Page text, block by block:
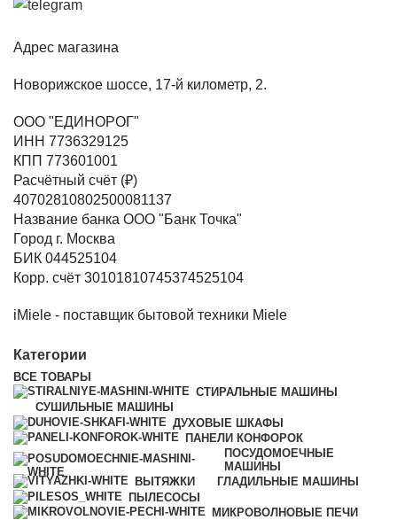
Адрес магазина
Новорижское шоссе, 17-й километр, 2.
ООО "ЕДИНОРОГ"
ИНН 7736329125
КПП 773601001
Расчётный счёт (₽)
40702810802500081137
Название банка ООО "Банк Точка"
Город г. Москва
БИК 044525104
Корр. счёт 30101810745374525104
iMiele - поставщик бытовой техники Miele
Категории
ВСЕ ТОВАРЫ
СТИРАЛЬНЫЕ МАШИНЫ
СУШИЛЬНЫЕ МАШИНЫ
ДУХОВЫЕ ШКАФЫ
ПАНЕЛИ КОНФОРОК
ПОСУДОМОЕЧНЫЕ
МАШИНЫ
ВЫТЯЖКИ
ГЛАДИЛЬНЫЕ МАШИНЫ
ПЫЛЕСОСЫ
МИКРОВОЛНОВЫЕ ПЕЧИ